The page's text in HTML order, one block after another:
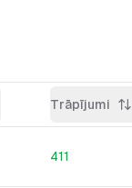
Trāpījumi
411